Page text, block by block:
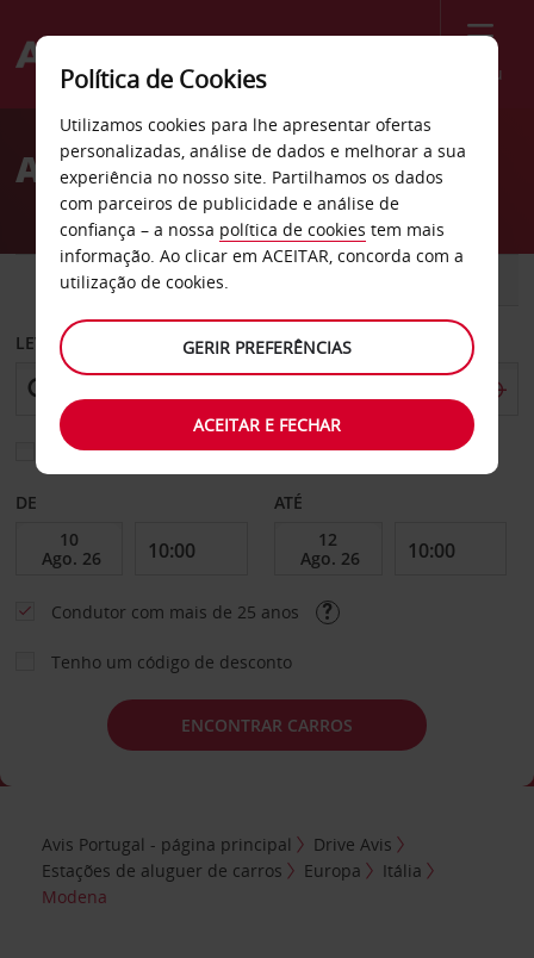
Menu
Welcome
AvisAluguer de carros Módena
CARRO
LEVANTAR EM
Escolher uma estação de devolução diferente
DE ATÉ
Condutor com mais de 25 anos
Tenho um código de desconto
ENCONTRAR CARROS
Avis Portugal - página principal
Drive Avis
Estações de aluguer de carros
Europa
Itália
Modena
Política de Cookies
Utilizamos cookies para lhe apresentar ofertas
personalizadas, análise de dados e melhorar a sua
experiência no nosso site. Partilhamos os dados
com parceiros de publicidade e análise de
confiança – a nossa política de cookies tem mais
informação. Ao clicar em ACEITAR, concorda com a
utilização de cookies.
GERIR PREFERÊNCIAS
ACEITAR E FECHAR